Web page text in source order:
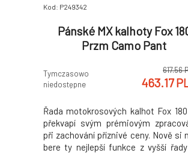
Kod: P249342
Pánské MX kalhoty Fox
Przm Camo Pant
Tymczasowo
niedostępne
617.56
463.17
Řada motokrosových kalhot Fox
překvapí svým prémiovým
při zachování příznivé ceny. Nově si
bere ty nejlepší funkce z vyšší